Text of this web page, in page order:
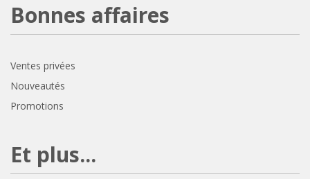
Bonnes affaires
Ventes privées
Nouveautés
Promotions
Et plus...